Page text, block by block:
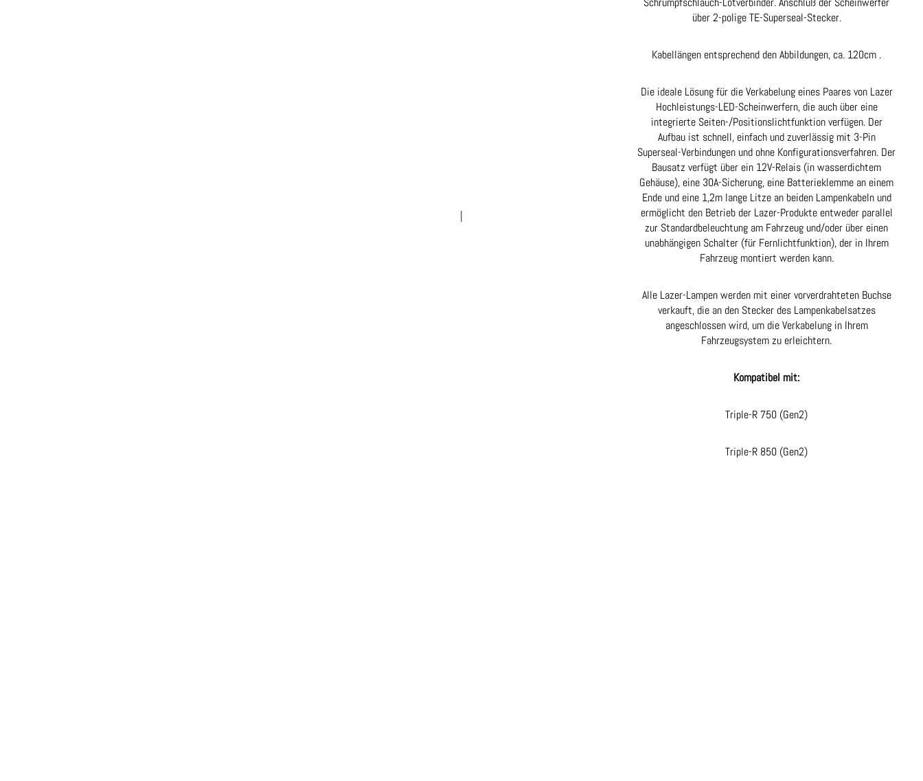
|
über 2-polige TE-Superseal-Stecker.
Kabellängen entsprechend den Abbildungen, ca. 120cm .
Die ideale Lösung für die Verkabelung eines Paares von Lazer
Hochleistungs-LED-Scheinwerfern, die auch über eine
integrierte Seiten-/Positionslichtfunktion verfügen. Der
Aufbau ist schnell, einfach und zuverlässig mit 3-Pin
Superseal-Verbindungen und ohne Konfigurationsverfahren. Der
Bausatz verfügt über ein 12V-Relais (in wasserdichtem
Gehäuse), eine 30A-Sicherung, eine Batterieklemme an einem
Ende und eine 1,2m lange Litze an beiden Lampenkabeln und
ermöglicht den Betrieb der Lazer-Produkte entweder parallel
zur Standardbeleuchtung am Fahrzeug und/oder über einen
unabhängigen Schalter (für Fernlichtfunktion), der in Ihrem
Fahrzeug montiert werden kann.
Alle Lazer-Lampen werden mit einer vorverdrahteten Buchse
verkauft, die an den Stecker des Lampenkabelsatzes
angeschlossen wird, um die Verkabelung in Ihrem
Fahrzeugsystem zu erleichtern.
Kompatibel mit:
Triple-R 750 (Gen2)
Triple-R 850 (Gen2)